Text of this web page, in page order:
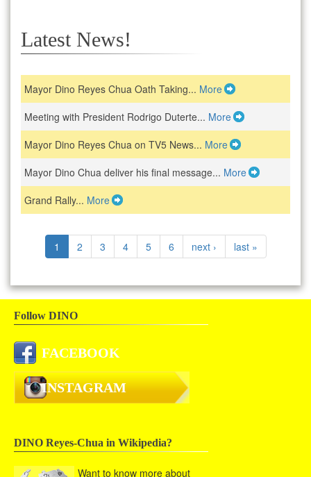
Latest News!
Mayor Dino Reyes Chua Oath Taking... More
Meeting with President Rodrigo Duterte... More
Mayor Dino Reyes Chua on TV5 News... More
Mayor Dino Chua deliver his final message... More
Grand Rally... More
1 2 3 4 5 6 next › last »
Follow DINO
FACEBOOK
INSTAGRAM
DINO Reyes-Chua in Wikipedia?
Want to know more about